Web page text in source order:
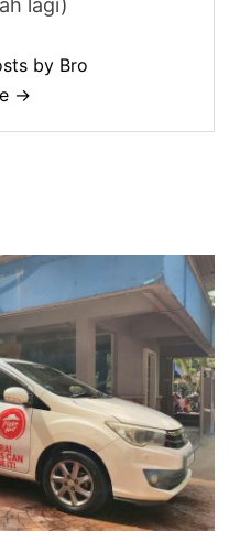
lagi)
by Bro
→